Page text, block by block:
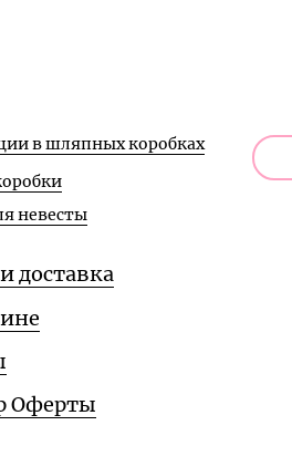
в шляпных коробках
невесты
доставка
Оферты